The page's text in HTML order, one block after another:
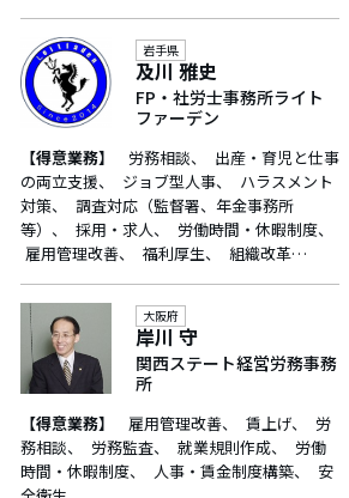
及川 雅史
岩手県
FP・社労士事務所ライト
ファーデン
【得意業務】 労務相談
出産・育児と仕事
の両立支援
ジョブ型人事
ハラスメント
対策
調査対応（監督署、年金事務所
等）
採用・求人
労働時間・休暇制度
雇用管理改善
福利厚生 組織改革…
岸川 守
大阪府
関西ステート経営労務事務
所
【得意業務】 雇用管理改善 賃上げ
労
務相談
労務監査 就業規則作成
労働
時間・休暇制度
人事・賃金制度構築
安